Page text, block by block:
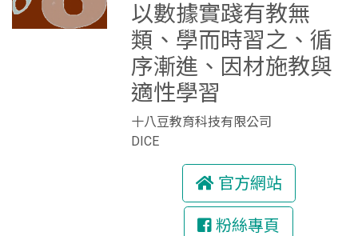
以數據實踐有教無
類、學而時習之、循
序漸進、因材施教與
適性學習
十八豆教育科技有限公司
DICE
官方網站
粉絲專頁